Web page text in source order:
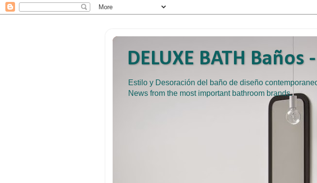
DELUXE BATH
Estilo y Desoración del baño de diseño
News from the most important bathroom brands.